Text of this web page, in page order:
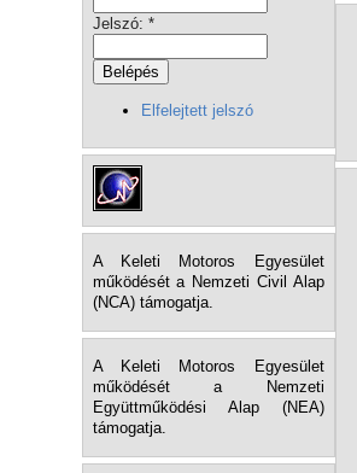
Jelszó: *
Elfelejtett jelszó
A Keleti Motoros Egyesület
működését a Nemzeti Civil Alap
(NCA) támogatja.
A Keleti Motoros Egyesület
működését a Nemzeti
Együttműködési Alap (NEA)
támogatja.